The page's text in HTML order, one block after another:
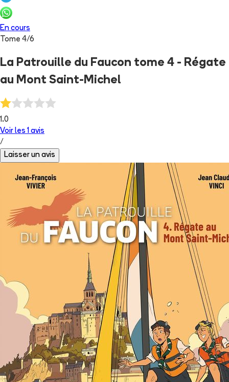
En cours
Tome 4/6
La Patrouille du Faucon tome 4 - Régate
au Mont Saint-Michel
1.0
Voir les 1 avis
/
Laisser un avis